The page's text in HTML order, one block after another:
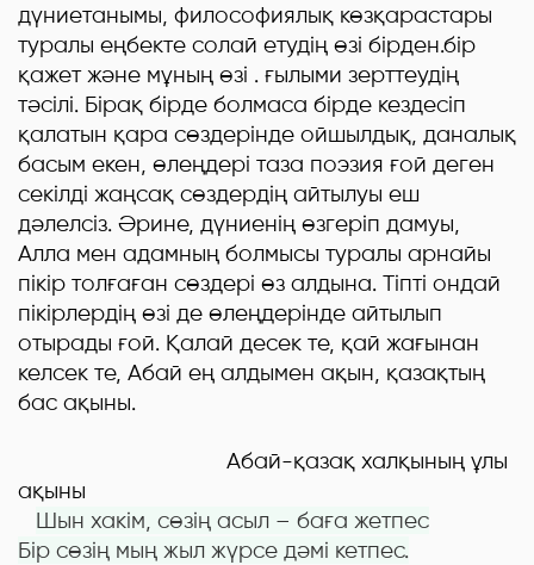
дүниетанымы, философиялық көзқарастары
туралы еңбекте солай етудің өзі бірден.бір
қажет және мұның өзі . ғылыми зерттеудің
тәсілі. Бірақ бірде болмаса бірде кездесіп
қалатын қара сөздерінде ойшылдық, даналық
басым екен, өлеңдері таза поэзия ғой деген
секілді жаңсақ сөздердің айтылуы еш
дәлелсіз. Әрине, дүниенің өзгеріп дамуы,
Алла мен адамның болмысы туралы арнайы
пікір толғаған сөздері өз алдына. Тіпті ондай
пікірлердің өзі де өлеңдерінде айтылып
отырады ғой. Қалай десек те, қай жағынан
келсек те, Абай ең алдымен ақын, қазақтың
бас ақыны.
Абай-қазақ халқының ұлы
ақыны
Шын хакім, сөзің асыл – баға жетпес
Бір сөзің мың жыл жүрсе дәмі кетпес.